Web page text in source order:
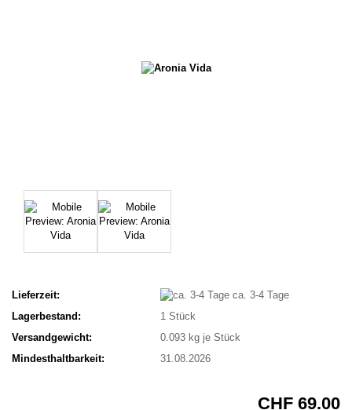
Lieferzeit:
ca. 3-4 Tage
Lagerbestand:
1Stück
Versandgewicht:
0.093 kg je Stück
Mindesthaltbarkeit:
31.08.2026
CHF 69.00